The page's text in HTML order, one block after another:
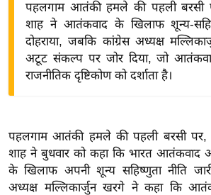
द्यो
वि
शे
ष
ज्ञ
पहलगाम आतंकी हमले की पहली बरसी
शाह ने आतंकवाद के खिलाफ शून्य-
दोहराया, जबकि कांग्रेस अध्यक्ष
अटूट संकल्प पर जोर दिया, जो
राजनीतिक दृष्टिकोण को दर्शाता है।
पहलगाम आतंकी हमले की पहली बरसी पर,
शाह ने बुधवार को कहा कि भारत आतंकवाद
के खिलाफ अपनी शून्य सहिष्णुता नीति
अध्यक्ष मल्लिकार्जुन खरगे ने कहा कि